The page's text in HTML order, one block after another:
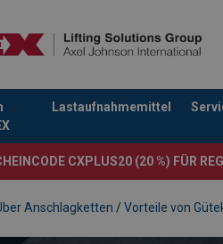
Lastaufnahmemittel
CXPLUS20 (20 %) FÜR
Anschlagketten / Vorteile von